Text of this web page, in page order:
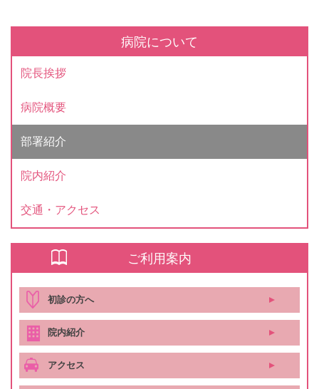
病院について
院長挨拶
病院概要
部署紹介
院内紹介
交通・アクセス
ご利用案内
初診の方へ
院内紹介
アクセス